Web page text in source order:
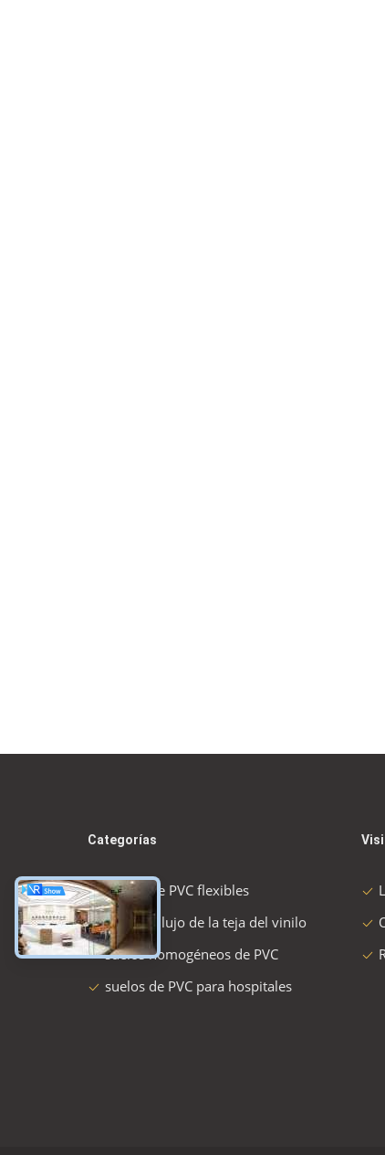
Categorías
Suelos de PVC flexibles
suelo de lujo de la teja del vinilo
suelos homogéneos de PVC
suelos de PVC para hospitales